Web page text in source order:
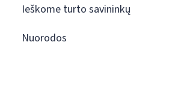
Ieškome turto savininkų
Nuorodos